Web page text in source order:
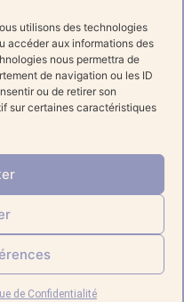
utilisons des technologies
accéder aux informations des
nous permettra de
de navigation ou les ID
ou de retirer son
sur certaines caractéristiques
de Confidentialité
o
t
b
e
réservés